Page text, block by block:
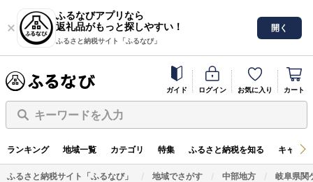
ふるなびアプリなら
返礼品がもっと探しやすい！
ふるさと納税サイト「ふるなび」
開く
ガイド ログイン お気に入り カート
キーワードを入力
ランキング 地域一覧 カテゴリ 特集 ふるさと納税を知る キャン
ふるさと納税サイト「ふるなび」 地域でさがす 中部地方 岐阜県関